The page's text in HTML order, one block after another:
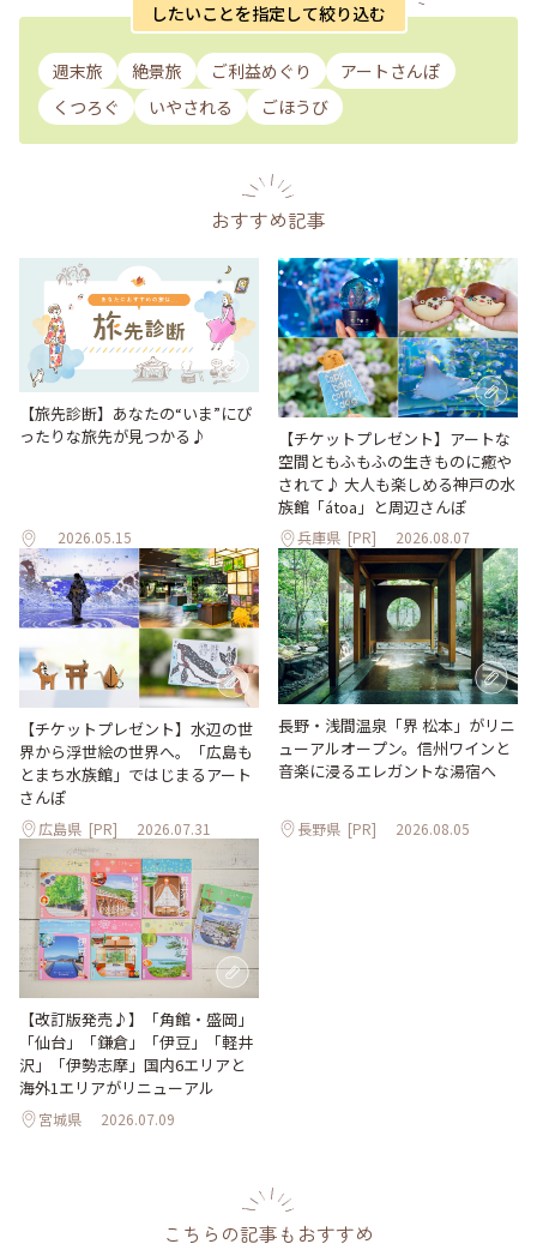
したいことを指定して絞り込む
週末旅 絶景旅 ご利益めぐり
アートさんぽ
くつろぐ
いやされる ごほうび
おすすめ記事
【旅先診断】あなたの“いま”にぴ
ったりな旅先が見つかる♪
2026.05.15
【チケットプレゼント】アートな
空間ともふもふの生きものに癒や
されて♪ 大人も楽しめる神戸の水
族館「átoa」と周辺さんぽ
兵庫県 [PR] 2026.08.07
【チケットプレゼント】水辺の世
界から浮世絵の世界へ。「広島も
とまち水族館」ではじまるアート
さんぽ
広島県 [PR] 2026.07.31
長野・浅間温泉「界 松本」がリニ
ューアルオープン。信州ワインと
音楽に浸るエレガントな湯宿へ
長野県 [PR] 2026.08.05
【改訂版発売♪】「角館・盛岡」
「仙台」「鎌倉」「伊豆」「軽井
沢」「伊勢志摩」国内6エリアと
海外1エリアがリニューアル
宮城県 2026.07.09
こちらの記事もおすすめ